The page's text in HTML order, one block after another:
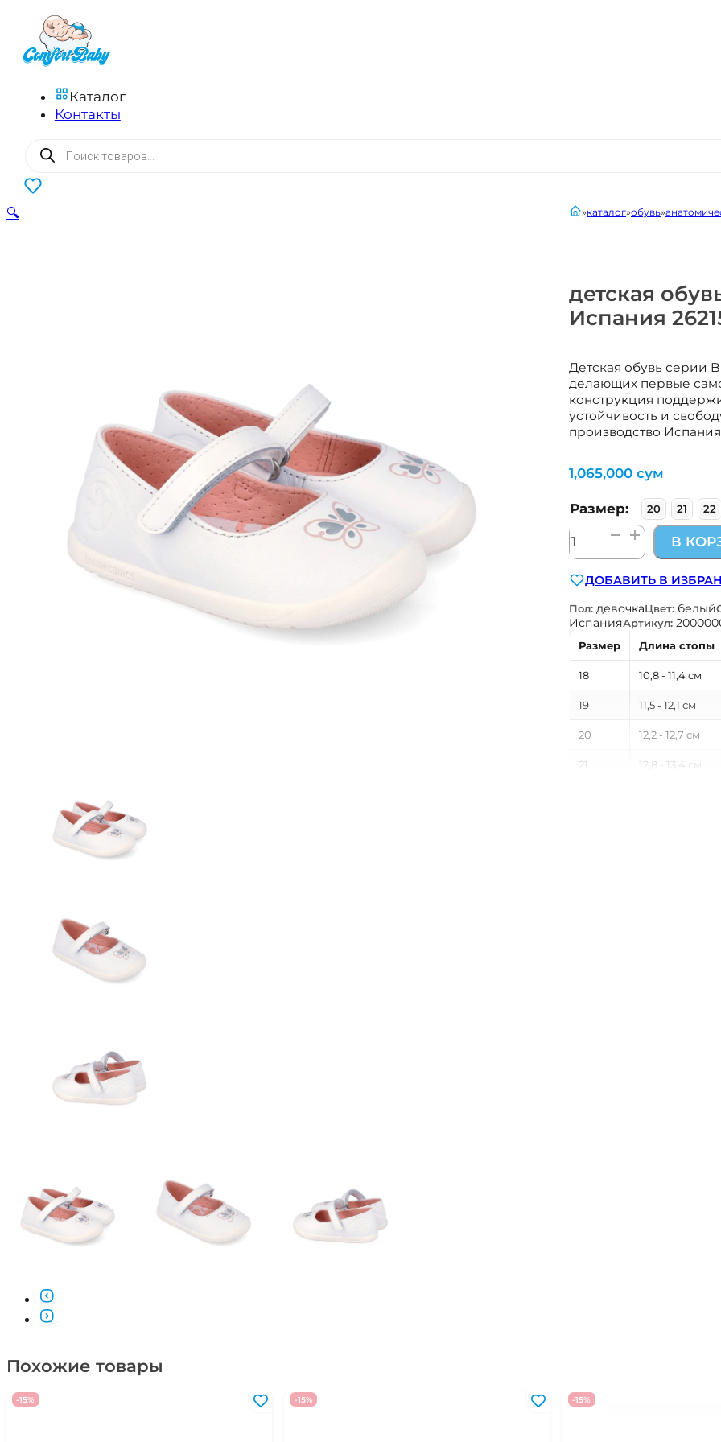
Каталог
Контакты
Поиск
товаров
0
детская
Испания
Детская обувь серии
делающих первые
конструкция
устойчивость и
производство
главнаякаталог обувь
1,065,000 сум
Размер: 20 21 22
Количество
товара
обувь
для
первых
шагов
Biomecanics
Испания
262155-
C050
В
ДОБАВИТЬ В
Пол: девочкаЦвет: белый
ИспанияАртикул:
Размер Длина стопы
18 10,8 - 11,4 см
19 11,5 - 12,1 см
20 12,2 - 12,7 см
21 12,8 - 13,4 см
🔍
Похожие товары
-15% -15% -15%